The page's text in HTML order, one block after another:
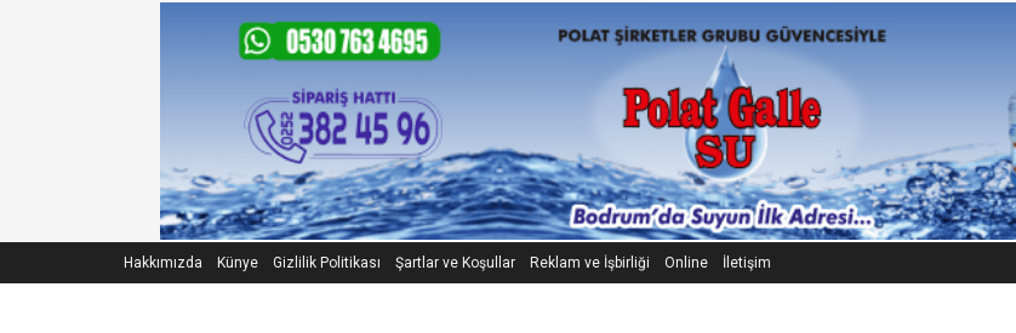
Hakkımızda Künye Gizlilik Politikası Şartlar ve Koşullar Reklam ve İşbirliği Online İletişim